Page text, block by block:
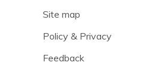
Site map
Policy & Privacy
Feedback